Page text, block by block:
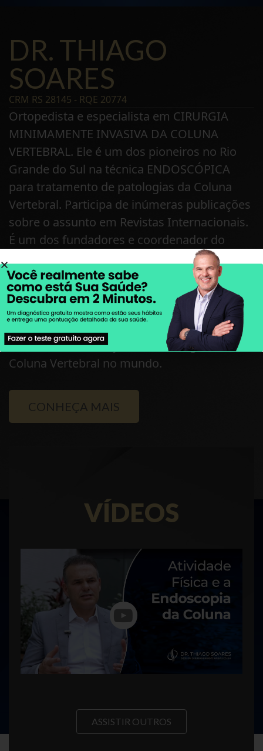
DR. THIAGO
SOARES
CRM RS 28145 - RQE 20774
Ortopedista e especialista em CIRURGIA
MINIMAMENTE INVASIVA DA COLUNA
VERTEBRAL. Ele é um dos pioneiros no Rio
Grande do Sul na técnica ENDOSCÓPICA
para tratamento de patologias da Coluna
Vertebral. Participa de inúmeras publicações
sobre o assunto em Revistas Internacionais.
É um dos fundadores e coordenador do
EndoColuna, um grupo de especialistas em
Coluna, que promove Educação Continuada
para cirurgiões de coluna que querem
aprender e se aperfeiçoarem na técnica.
Atua há 15 anos e realizou estágios nos
Centros mais Avançados de Cirurgia da
Coluna Vertebral no mundo.
CONHEÇA MAIS
VÍDEOS
ASSISTIR OUTROS